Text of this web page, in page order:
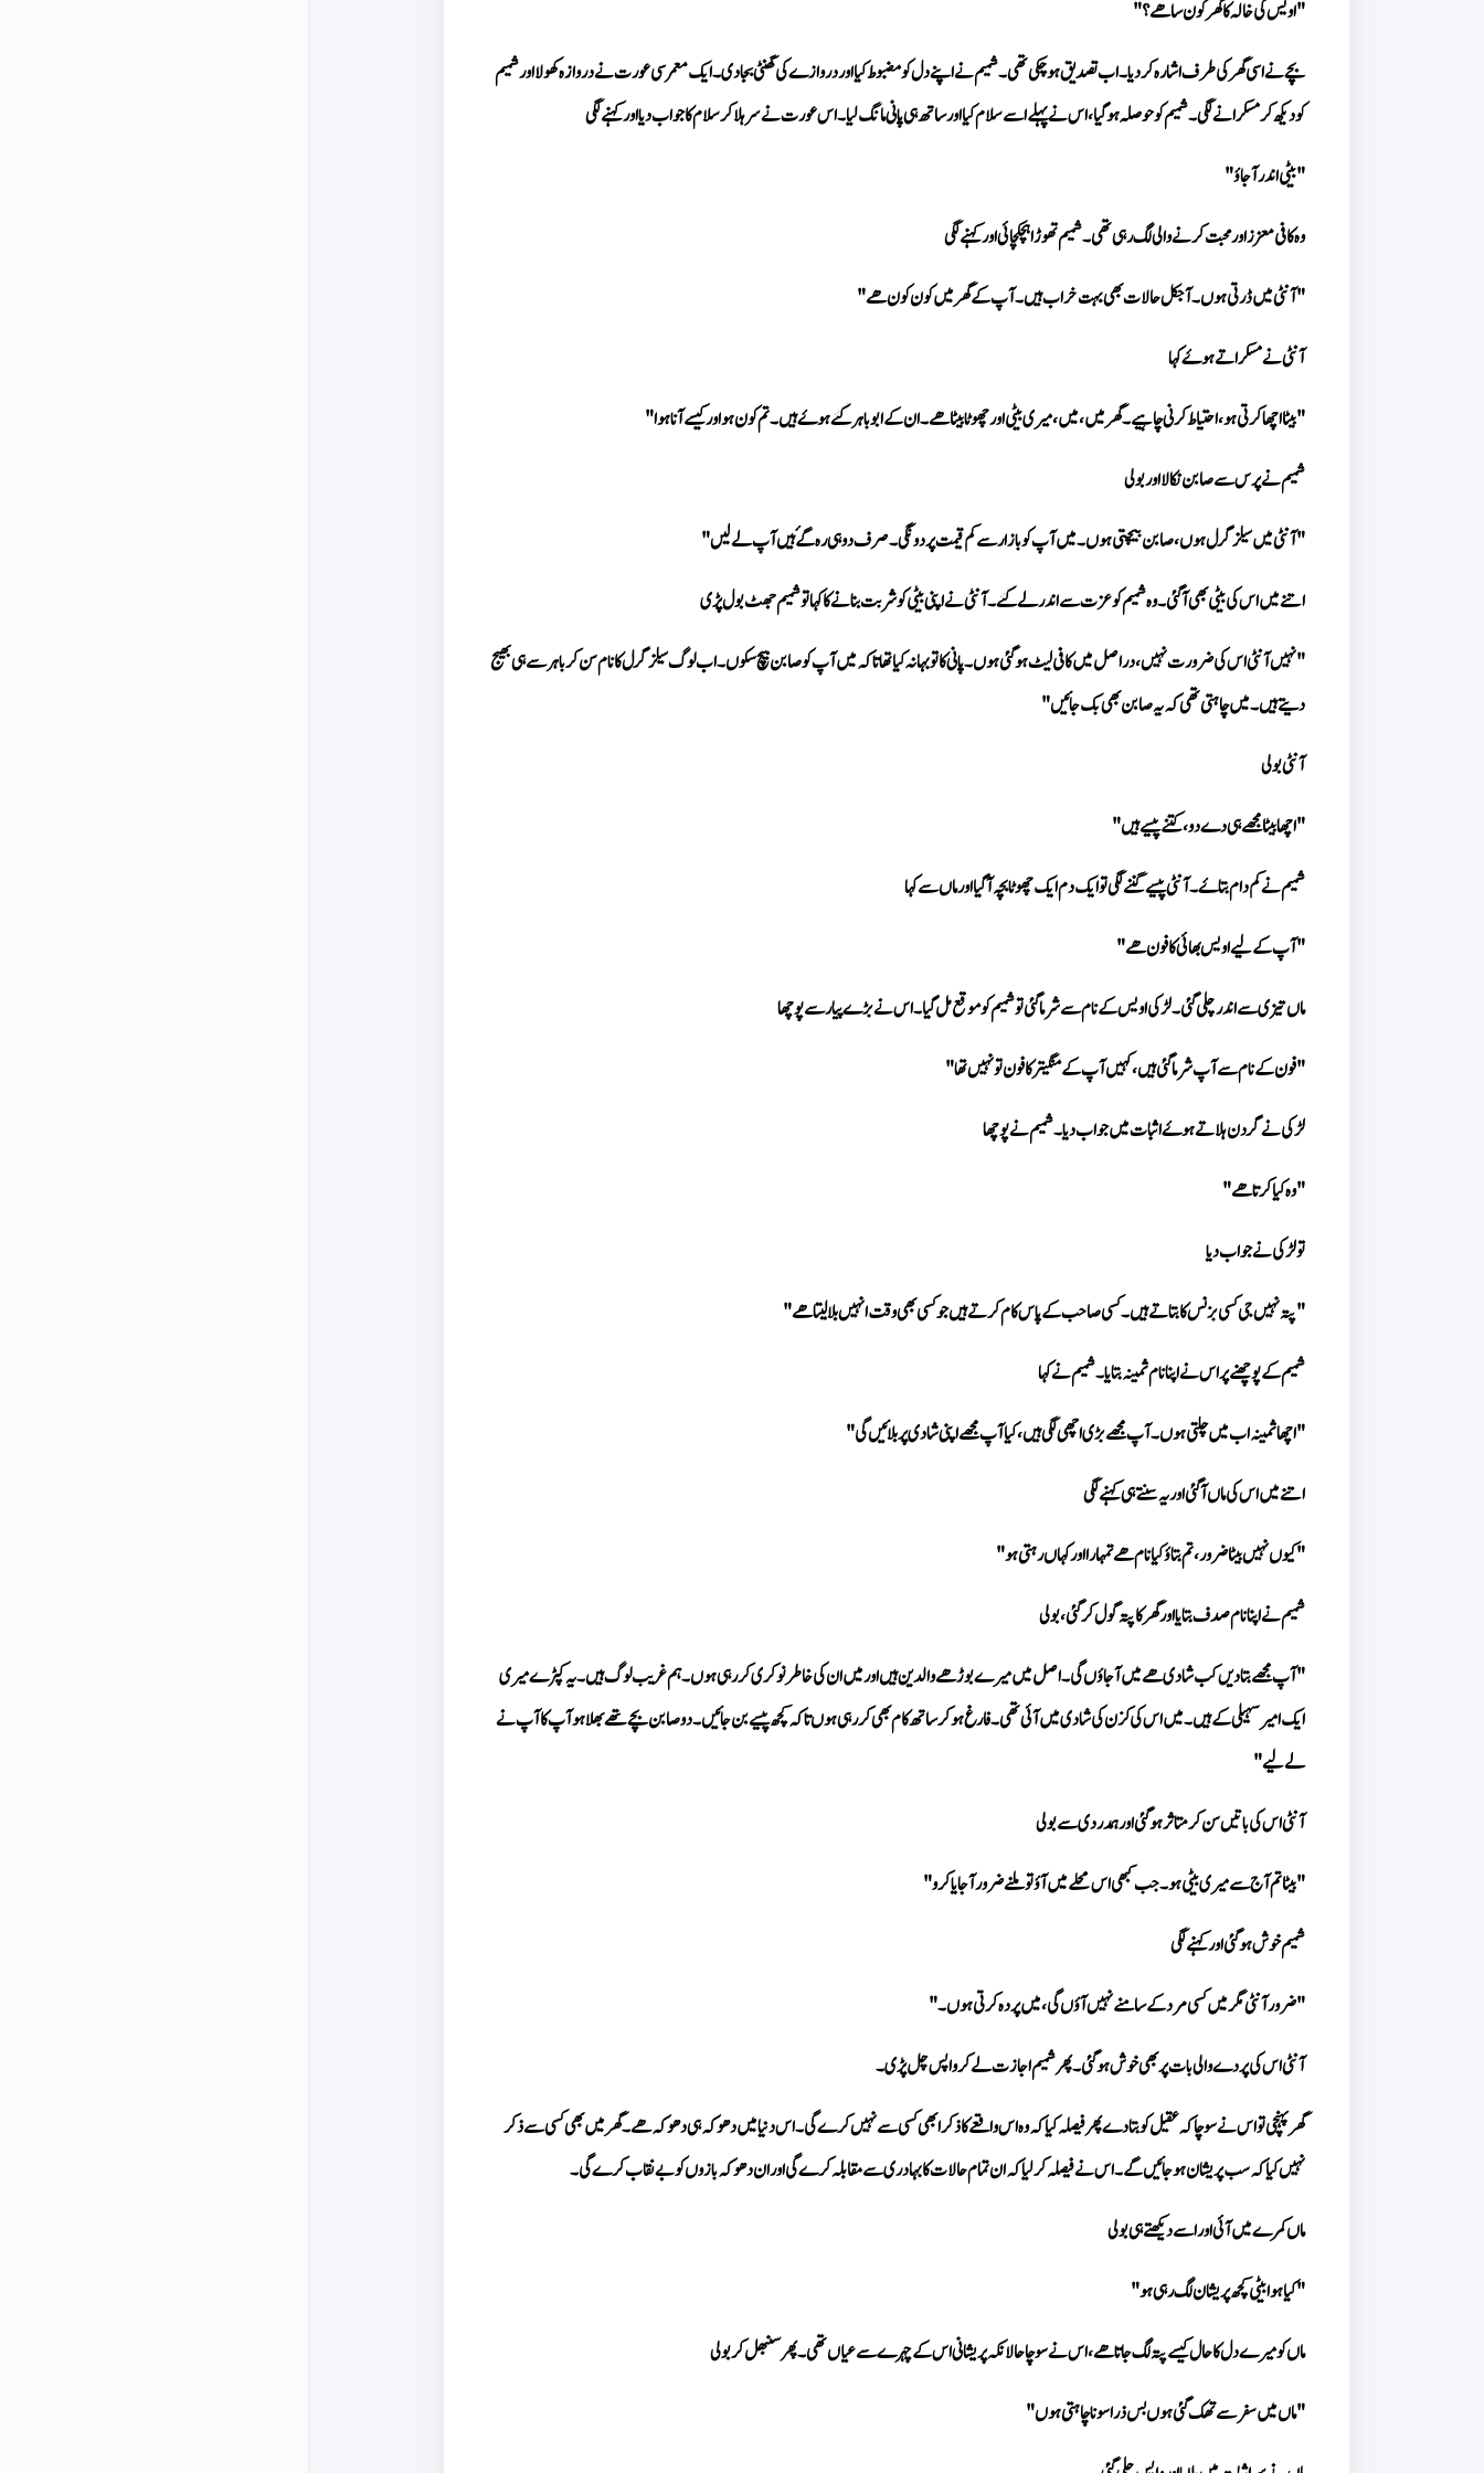
"اویس کی خالہ کا گھر کون سا ھے؟"
کو دیکھ کر مسکرانے لگی۔ شمیم کو حوصلہ ہو گیا، اس نے پہلے اسے سلام کیا اور ساتھ ہی پانی مانگ لیا۔ اس عورت نے سر ہلا کر سلام کا جواب دیا اور کہنے لگی
"بیٹی اندر آ جاؤ"
وہ کافی معزز اور محبت کرنے والی لگ رہی تھی۔ شمیم تھوڑا ہچکچائی اور کہنے لگی
"آنٹی میں ڈرتی ہوں۔ آجکل حالات بھی بہت خراب ہیں۔ آپ کے گھر میں کون کون ھے"
آنٹی نے مسکراتے ہوۓ کہا
"بیٹا اچھا کرتی ہو، احتیاط کرنی چاہیے۔ گھر میں، میں، میری بیٹی اور چھوٹا بیٹا ھے۔ ان کے ابو باہر گئے ہوۓ ہیں۔ تم کون ہو اور کیسے آنا ہوا "
شمیم نے پرس سے صابن نکالا اور بولی
"آنٹی میں سیلز گرل ہوں، صابن بیچتی ہوں۔ میں آپ کو بازار سے کم قیمت پر دونگی۔ صرف دو ہی رہ گۓ ہیں آپ لے لیں"
اتنے  میں اس کی بیٹی بھی آ گئی۔ وہ شمیم کو عزت سے اندر لے گئے۔ آنٹی نے اپنی بیٹی کو شربت بنانے کا کہا تو شمیم جھٹ بول پڑی
دیتے ہیں۔ میں چاہتی تھی کہ یہ صابن بھی بک جائیں"
آنٹی بولی
"اچھا بیٹا مجھے ہی دے دو، کتنے پیسے ہیں"
شمیم نے کم دام بتاۓ۔ آنٹی پیسے گننے لگی تو ایک دم ایک چھوٹا بچہ آ گیا اور ماں سے کہا
"آپ کے لیے اویس بھائی کا فون ھے"
ماں تیزی سے اندر چلی گئی۔ لڑکی اویس کے نام سے شرما گئی تو شمیم کو موقع مل گیا۔ اس نے بڑے پیار سے پوچھا
"فون کے نام سے آپ شرما گئی ہیں، کہیں آپ کے منگیتر کا فون تو نہیں تھا"
لڑکی نے گردن ہلاتے ہوۓ اثبات میں جواب دیا۔ شمیم نے پوچھا
"وہ کیا کرتا ھے"
تو لڑکی نے جواب دیا
"پتہ نہیں جی کسی بزنس کا بتاتے ہیں۔ کسی صاحب کے پاس کام کرتے ہیں جو کسی بھی وقت انہیں بلا لیتا ھے"
شمیم کے پوچھنے پر اس نے اپنا نام ثمینہ بتایا۔ شمیم نے کہا
"اچھا ثمینہ اب میں چلتی ہوں۔ آپ مجھے بڑی اچھی لگی ہیں، کیا آپ مجھے اپنی شادی پر بلائیں گی"
اتنے میں اس کی ماں آ گئی اور یہ سنتے ہی کہنے لگی
"کیوں نہیں بیٹا ضرور، تم بتاؤ کیا نام ھے تمہارا اور کہاں رہتی ہو"
شمیم نے اپنا نام صدف بتایا اور گھر کا پتہ گول کر گئی، بولی
لے لیے"
آنٹی اس کی باتیں سن کر متاثر ہو گئی اور ہمدردی سے بولی
"بیٹا تم آج سے میری بیٹی ہو۔ جب کبھی اس محلے میں آؤ تو ملنے ضرور آ جایا کرو"
شمیم خوش ہو گئی اور کہنے لگی
"ضرور آنٹی مگر میں کسی مرد کے سامنے نہیں آؤں گی، میں پردہ کرتی ہوں۔"
آنٹی اس کی پردے والی بات پر بھی خوش ہو گئی۔ پھر شمیم اجازت لے کر واپس چل پڑی۔
نہیں کیا کہ سب پریشان ہو جائیں گے۔ اس نے فیصلہ کر لیا کہ ان تمام حالات کا بہادری سے مقابلہ کرے گی اور ان دھوکہ بازوں کو بے نقاب کرے گی۔
ماں کمرے میں آئی اور اسے دیکھتے ہی بولی
"کیا ہوا بیٹی کچھ پریشان لگ رہی ہو"
ماں کو میرے دل کا حال کیسے پتہ لگ جاتا ھے، اس نے سوچا حالانکہ پریشانی اس کے چہرے سے عیاں تھی۔ پھر سنبھل کر بولی
"ماں میں سفر سے تھک گئی ہوں بس ذرا سونا چاہتی ہوں"